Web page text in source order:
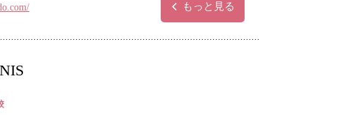
もっと見る